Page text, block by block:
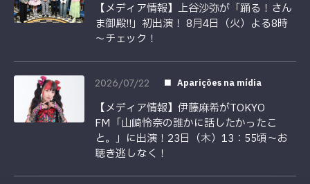
【メディア情報】上谷沙弥が「踊る！さん
ま御殿!!」初出演！ 8月4日（火）よる8時
～チェック！
2026/07/22 Aparições na mídia
【メディア情報】伊藤麻希がTOKYO
FM「山崎怜奈の誰かに話したかったこ
と。」に出演！23日（木）13：55頃～お
聴き逃しなく！